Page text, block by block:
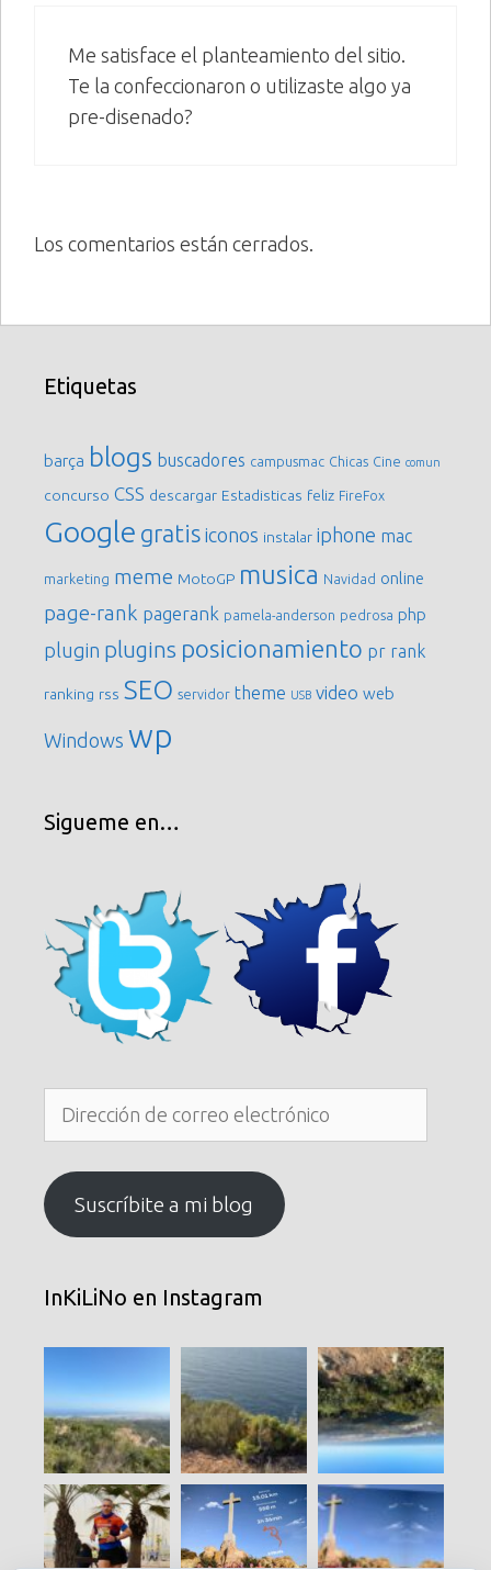
Me satisface el planteamiento del sitio.
Te la confeccionaron o utilizaste algo ya
pre-disenado?
Los comentarios están cerrados.
Etiquetas
barça blogs buscadores campusmac Chicas Cine comun
concurso CSS descargar Estadisticas feliz FireFox
Google gratis iconos instalar iphone mac
marketing meme MotoGP musica Navidad online
page-rank pagerank pamela-anderson pedrosa php
plugin plugins posicionamiento pr rank
ranking rss SEO servidor theme USB video web
Windows wp
Sigueme en…
electrónico
Suscríbite a mi blog
InKiLiNo en Instagram